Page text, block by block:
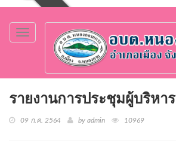
Toggle
navigation
รายงานการประชุมผู้บริห
09 ก.ค. 2564 by admin 10969